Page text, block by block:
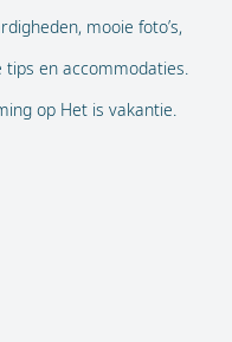
mooie foto’s,
en accommodaties.
op Het is vakantie.